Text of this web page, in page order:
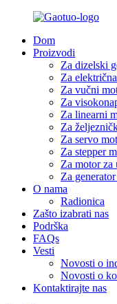
Dom
Proizvodi
Za dizelski
Za
Za vučni
Za
Za linearni
Za
Za servo
Za stepper
Za motor za
Za
O nama
Radionica
Zašto izabrati nas
Podrška
FAQs
Vesti
Novosti o
Novosti o
Kontaktirajte nas